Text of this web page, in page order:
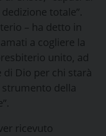
totale”.
– ha detto in
a cogliere la
unito, ad
di Dio per chi starà
strumento della
ricevuto